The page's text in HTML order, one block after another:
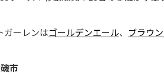
ガーレンはゴールデンエール、 ブラウ
磯市